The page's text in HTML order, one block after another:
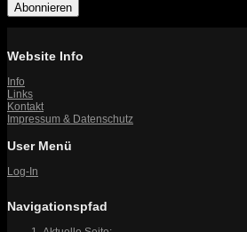
Abonnieren
Website Info
Info
Links
Kontakt
Impressum & Datenschutz
User Menü
Log-In
Navigationspfad